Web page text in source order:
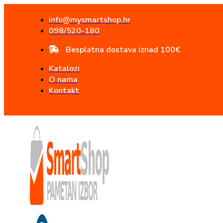
info@mysmartshop.hr
098/520-180
Besplatna dostava iznad 100€
Katalozi
O nama
Kontakt